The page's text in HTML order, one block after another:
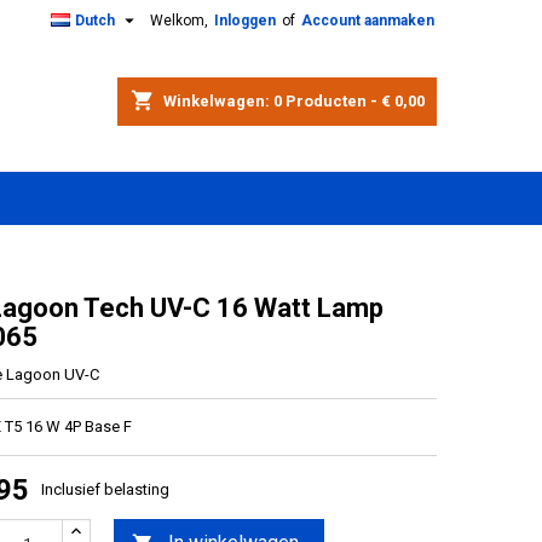
Welkom, Inloggen of Account aanmaken
Dutch 
shopping_cart Winkelwagen: 0 Producten - € 0,00
Tech UV-C 16 Watt Lamp
Lagoon UV-C
16 W 4P Base F
Inclusief belasting